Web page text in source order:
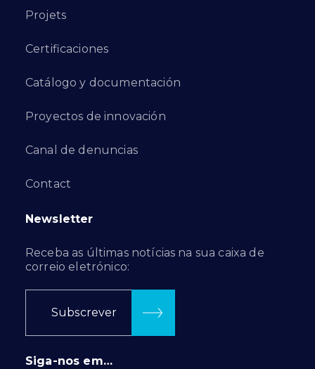
Projets
Certificaciones
Catálogo y documentación
Proyectos de innovación
Canal de denuncias
Contact
Newsletter
Receba as últimas notícias na sua caixa de
correio eletrónico:
Subscrever
Siga-nos em…